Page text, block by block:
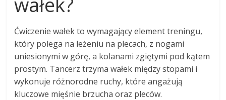
Ćwiczenie wałek to wymagający element treningu,
który polega na leżeniu na plecach, z nogami
uniesionymi w górę, a kolanami zgiętymi pod kątem
prostym. Tancerz trzyma wałek między stopami i
wykonuje różnorodne ruchy, które angażują
kluczowe mięśnie brzucha oraz pleców.